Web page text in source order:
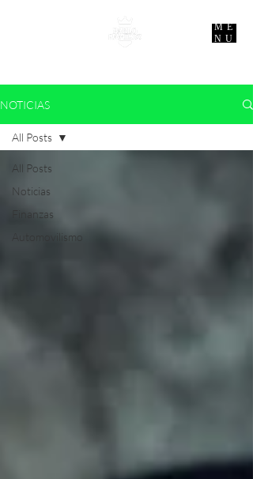
ME
NU
NOTICIAS
All Posts
Noticias
Finanzas
Automovilismo
All Posts